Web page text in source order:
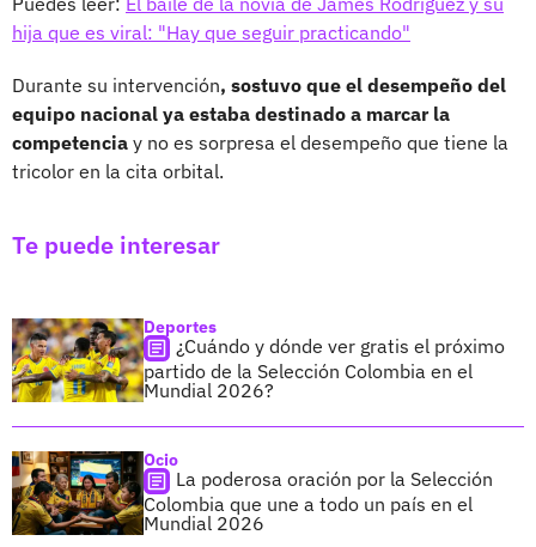
hija que es viral: "Hay que seguir practicando"
Durante su intervención, sostuvo que el desempeño del
equipo nacional ya estaba destinado a marcar la
competencia y no es sorpresa el desempeño que tiene la
tricolor en la cita orbital.
Te puede interesar
Deportes
¿Cuándo y dónde ver gratis el próximo
partido de la Selección Colombia en el
Mundial 2026?
Ocio
La poderosa oración por la Selección
Colombia que une a todo un país en el
Mundial 2026